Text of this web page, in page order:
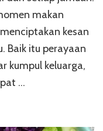
makan
kesan
Baik itu perayaan
kumpul keluarga,
…